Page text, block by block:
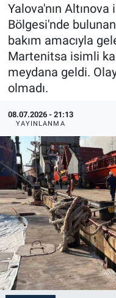
Yalova'nın
Bölgesi'nde
bakım amacıyla
Martenitsa isimli
meydana geldi.
olmadı.
08.07.2026 - 21:13
YAYINLANMA
Son Dakika
Haber Arşivi